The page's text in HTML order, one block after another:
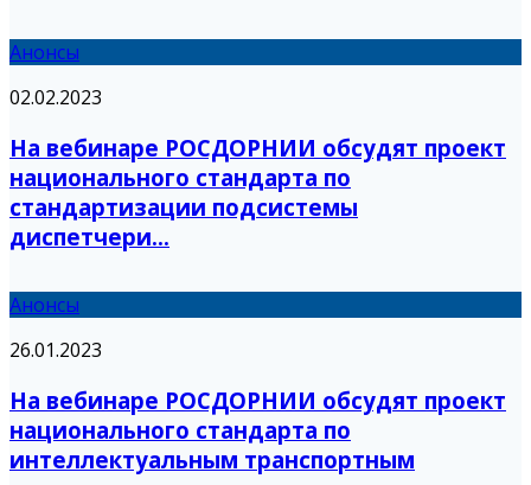
Анонсы
02.02.2023
На вебинаре РОСДОРНИИ обсудят проект
национального стандарта по
стандартизации подсистемы
диспетчери...
Анонсы
26.01.2023
На вебинаре РОСДОРНИИ обсудят проект
национального стандарта по
интеллектуальным транспортным